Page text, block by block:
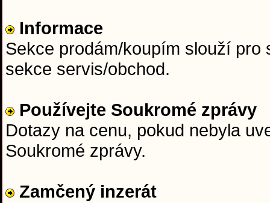
Informace
Sekce prodám/koupím slouží pro
sekce servis/obchod.
Používejte Soukromé zprávy
Dotazy na cenu, pokud nebyla
Soukromé zprávy.
Zamčený inzerát